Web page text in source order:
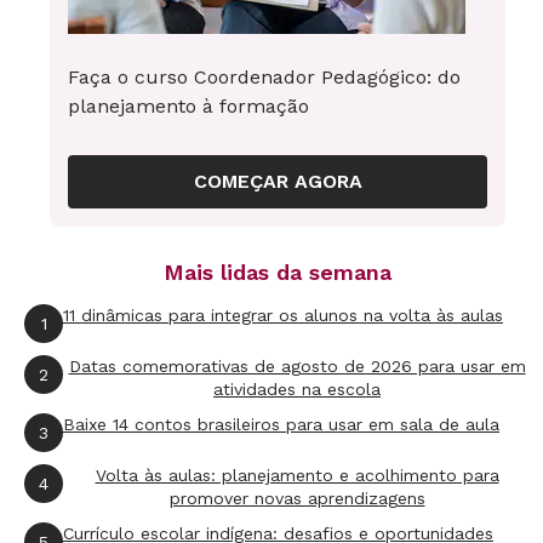
autoconhecimento do dia para a noite até
porque o ser humano é um conjunto complexo
de heranças genéticas, emoções, crenças,
meios. Pode ser que soe como uma
responsabilidade a mais, já que se trata de um
disposição e amadurecimento para reconhecer
nossas habilidades, falhas e necessidades. Mas
não será uma vantagem? Penso que sim.
Vou dar um exemplo. Na minha família sempre
tivemos o hábito de não desperdiçar qualquer
tipo de alimento. Tudo era reaproveitado –
inclusive as cascas e restos viravam adubo –,
Faça o curso Coordenador Pedagógico: do
planejamento à formação
COMEÇAR AGORA
Mais lidas da semana
1 11 dinâmicas para integrar os alunos na volta às aulas
2
Datas comemorativas de agosto de 2026 para usar em
atividades na escola
3 Baixe 14 contos brasileiros para usar em sala de aula
4
Volta às aulas: planejamento e acolhimento para
promover novas aprendizagens
Currículo escolar indígena: desafios e oportunidades